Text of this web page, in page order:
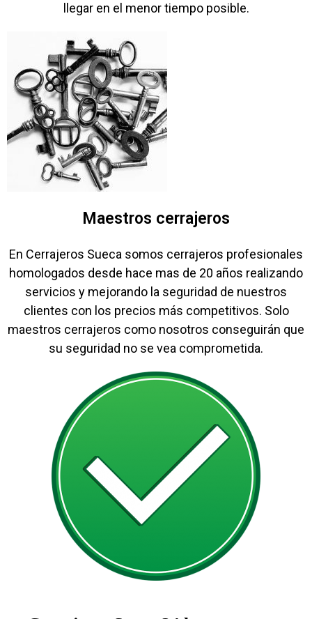
llegar en el menor tiempo posible.
Maestros cerrajeros
En Cerrajeros Sueca somos cerrajeros profesionales
homologados desde hace mas de 20 años realizando
servicios y mejorando la seguridad de nuestros
clientes con los precios más competitivos. Solo
maestros cerrajeros como nosotros conseguirán que
su seguridad no se vea comprometida.